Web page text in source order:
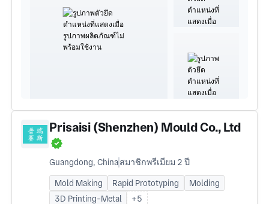
Prisaisi (Shenzhen) Mould Co., Ltd
Guangdong, Chinaสมาชิกพรีเมียม 2 ปี
Mold Making Rapid Prototyping
Molding
3D Printing-Metal
+5